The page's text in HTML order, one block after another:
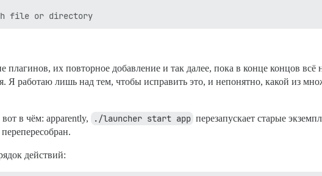
их повторное добавление и так далее, пока в конце концов всё
Я работаю лишь над тем, чтобы исправить это, и непонятно, какой из
в чём: apparently, ./launcher start app перезапускает старые
действий: